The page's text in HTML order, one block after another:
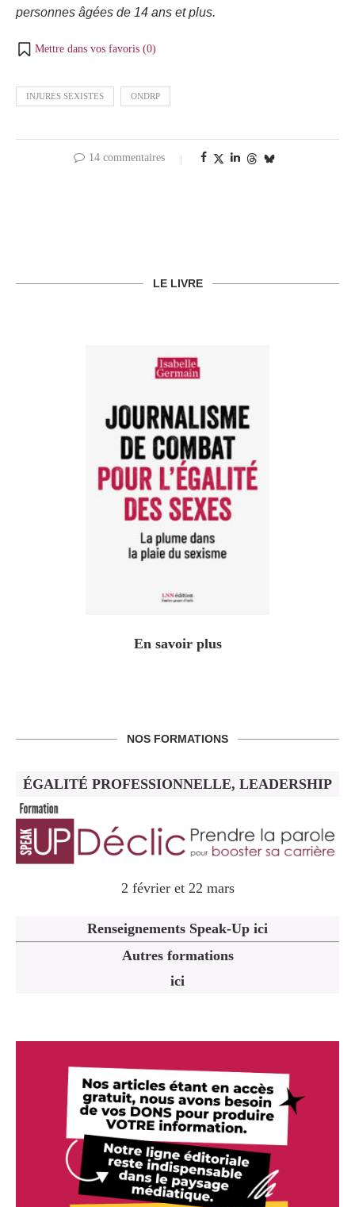
personnes âgées de 14 ans et plus.
Mettre dans vos favoris (0)
INJURES SEXISTES ONDRP
14 commentaires
LE LIVRE
En savoir plus
NOS FORMATIONS
ÉGALITÉ PROFESSIONNELLE, LEADERSHIP
2 février et 22 mars
Renseignements Speak-Up ici
Autres formations
ici